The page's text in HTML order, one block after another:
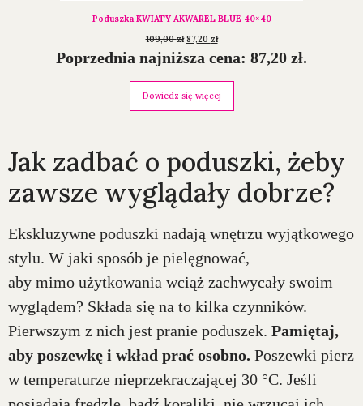
Poduszka KWIATY AKWAREL BLUE 40×40
109,00zł 87,20 zł
Poprzednia najniższa cena: 87,20 zł.
Dowiedz się więcej
Jak zadbać o poduszki, żeby
zawsze wyglądały dobrze?
Ekskluzywne poduszki nadają wnętrzu wyjątkowego
stylu. W jaki sposób je pielęgnować,
aby mimo użytkowania wciąż zachwycały swoim
wyglądem? Składa się na to kilka czynników.
Pierwszym z nich jest pranie poduszek. Pamiętaj,
aby poszewkę i wkład prać osobno. Poszewki pierz
w temperaturze nieprzekraczającej 30 °C. Jeśli